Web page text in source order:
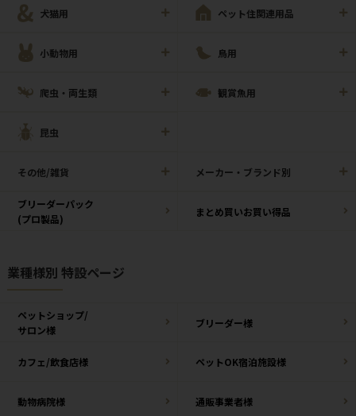
犬猫用 ペット住関連用品
小動物用 鳥用
爬虫・両生類 観賞魚用
昆虫
その他/雑貨 メーカー・ブランド別
ブリーダーパック
(プロ製品)
まとめ買いお買い得品
業種様別 特設ページ
ペットショップ/
サロン様
ブリーダー様
カフェ/飲食店様 ペットOK宿泊施設様
動物病院様 通販事業者様